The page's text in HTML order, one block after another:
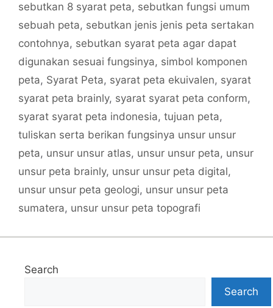
sebutkan 8 syarat peta, sebutkan fungsi umum
sebuah peta, sebutkan jenis jenis peta sertakan
contohnya, sebutkan syarat peta agar dapat
digunakan sesuai fungsinya, simbol komponen
peta, Syarat Peta, syarat peta ekuivalen, syarat
syarat peta brainly, syarat syarat peta conform,
syarat syarat peta indonesia, tujuan peta,
tuliskan serta berikan fungsinya unsur unsur
peta, unsur unsur atlas, unsur unsur peta, unsur
unsur peta brainly, unsur unsur peta digital,
unsur unsur peta geologi, unsur unsur peta
sumatera, unsur unsur peta topografi
Search
Search